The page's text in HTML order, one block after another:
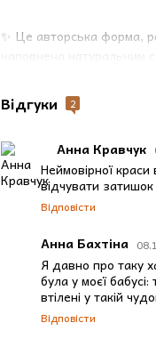
✨ Це авторська форма,
🌺 ✨🪴Аромати, що
🥧 Бабусин пиріг
Теплий аромат печених
сонце пробивалося
🍓 Ягідний компот
Солодкий аромат
стежками, збираючи
Відгуки 2
Анна Кравчук
Неймовірної
відчувати
Відповісти
Анна Бахтіна
Я давно про таку
була у моєї
втілені у такій
Відповісти